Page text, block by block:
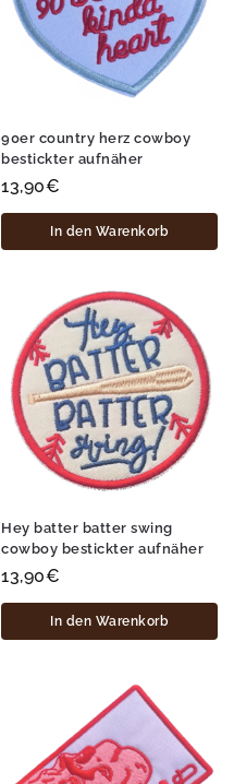
90er country herz cowboy
bestickter aufnäher
13,90€
In den Warenkorb
Hey batter batter swing
cowboy bestickter aufnäher
13,90€
In den Warenkorb